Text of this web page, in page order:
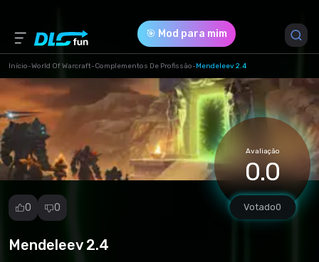
🎯 Mod para mim
Início-World Of Warcraft-Complementos De Profissão-Mendeleev 2.4
Avaliação
0.0
Votado0
0 0
Mendeleev 2.4
Denunciar
Versão do Jogo *
2.4.3 (4e2d50879217583f3c8487d7031807d2.zip)
Download (323.94 Kb)